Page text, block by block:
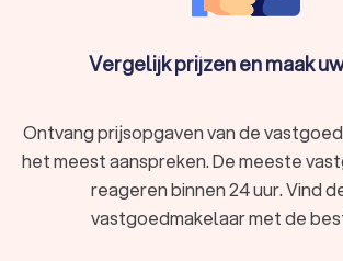
Vergelijk prijzen en maak
Ontvang prijsopgaven van de
het meest aanspreken. De meeste
reageren binnen 24 uur. Vind
vastgoedmakelaar met de